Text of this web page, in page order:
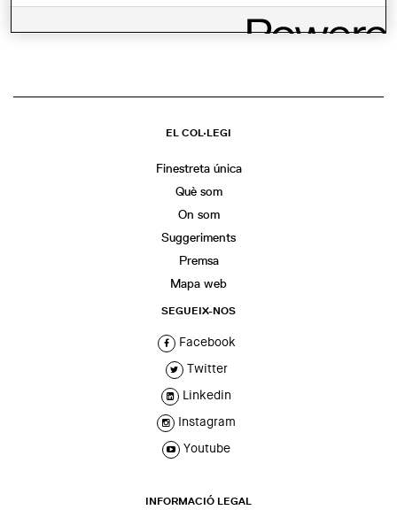
COMPARTIR
EL COL·LEGI
Finestreta única
Què som
On som
Suggeriments
Premsa
Mapa web
SEGUEIX-NOS
Facebook
Twitter
Linkedin
Instagram
Youtube
INFORMACIÓ LEGAL